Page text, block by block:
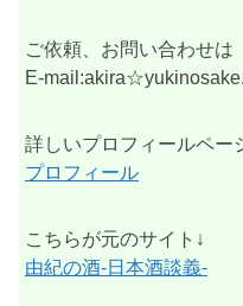
ご依頼、お問い合わせは
E-
詳しいプロフィールペー
プロフィール
こちらが元のサイト↓
由紀の酒-日本酒談義-